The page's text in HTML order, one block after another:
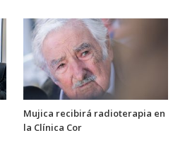
Mujica recibirá radioterapia en
la Clínica Cor